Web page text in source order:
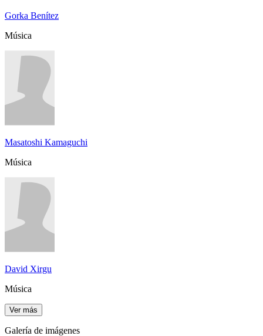
Gorka Benítez
Música
Masatoshi Kamaguchi
Música
David Xirgu
Música
Ver más
Galería de imágenes